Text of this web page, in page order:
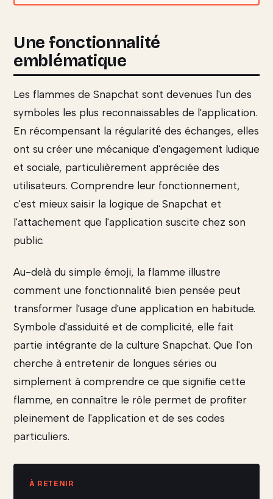
Une fonctionnalité
emblématique
Les flammes de Snapchat sont devenues l'un des
symboles les plus reconnaissables de l'application.
En récompensant la régularité des échanges, elles
ont su créer une mécanique d'engagement ludique
et sociale, particulièrement appréciée des
utilisateurs. Comprendre leur fonctionnement,
c'est mieux saisir la logique de Snapchat et
l'attachement que l'application suscite chez son
public.
Au-delà du simple émoji, la flamme illustre
comment une fonctionnalité bien pensée peut
transformer l'usage d'une application en habitude.
Symbole d'assiduité et de complicité, elle fait
partie intégrante de la culture Snapchat. Que l'on
cherche à entretenir de longues séries ou
simplement à comprendre ce que signifie cette
flamme, en connaître le rôle permet de profiter
pleinement de l'application et de ses codes
particuliers.